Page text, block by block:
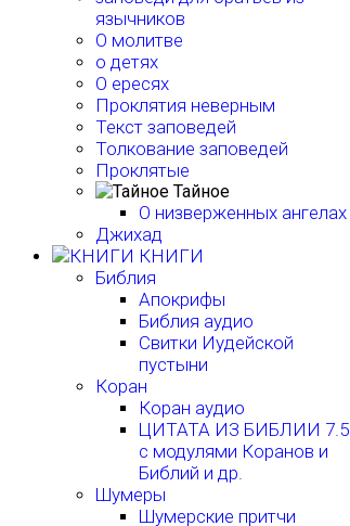
язычников
О молитве
о детях
О ересях
Проклятия неверным
Текст заповедей
Толкование заповедей
Проклятые
Тайное
О низверженных ангелах
Джихад
КНИГИ
Библия
Апокрифы
Библия аудио
Свитки Иудейской
пустыни
Коран
Коран аудио
ЦИТАТА ИЗ БИБЛИИ 7.5
с модулями Коранов и
Библий и др.
Шумеры
Шумерские притчи